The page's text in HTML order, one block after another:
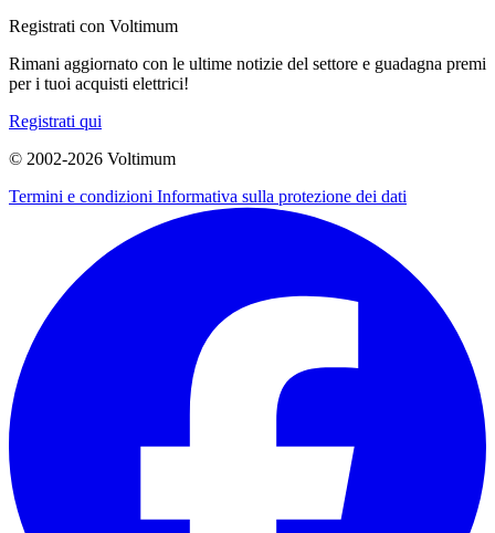
Registrati con Voltimum
Rimani aggiornato con le ultime notizie del settore e guadagna premi
per i tuoi acquisti elettrici!
Registrati qui
© 2002-2026 Voltimum
Termini e condizioni Informativa sulla protezione dei dati